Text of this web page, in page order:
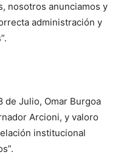
nosotros anunciamos y
administración y
de Julio, Omar Burgoa
Arcioni, y valoro
institucional